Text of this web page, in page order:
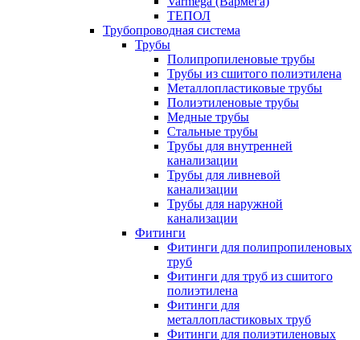
ТЕПОЛ
Трубопроводная система
Трубы
Полипропиленовые трубы
Трубы из сшитого полиэтилена
Металлопластиковые трубы
Полиэтиленовые трубы
Медные трубы
Стальные трубы
Трубы для внутренней
канализации
Трубы для ливневой
канализации
Трубы для наружной
канализации
Фитинги
Фитинги для полипропиленовых
труб
Фитинги для труб из сшитого
полиэтилена
Фитинги для
металлопластиковых труб
Фитинги для полиэтиленовых